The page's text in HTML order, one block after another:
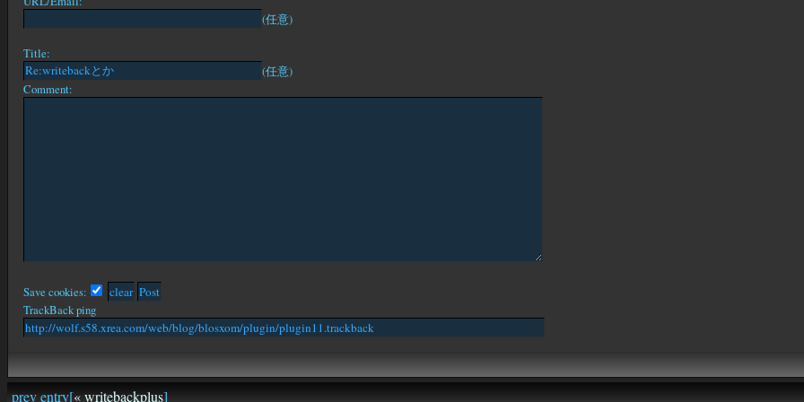
(任意)
Title:
(任意)
Comment:
Save cookies:
TrackBack ping
prev entry[« writebackplus]